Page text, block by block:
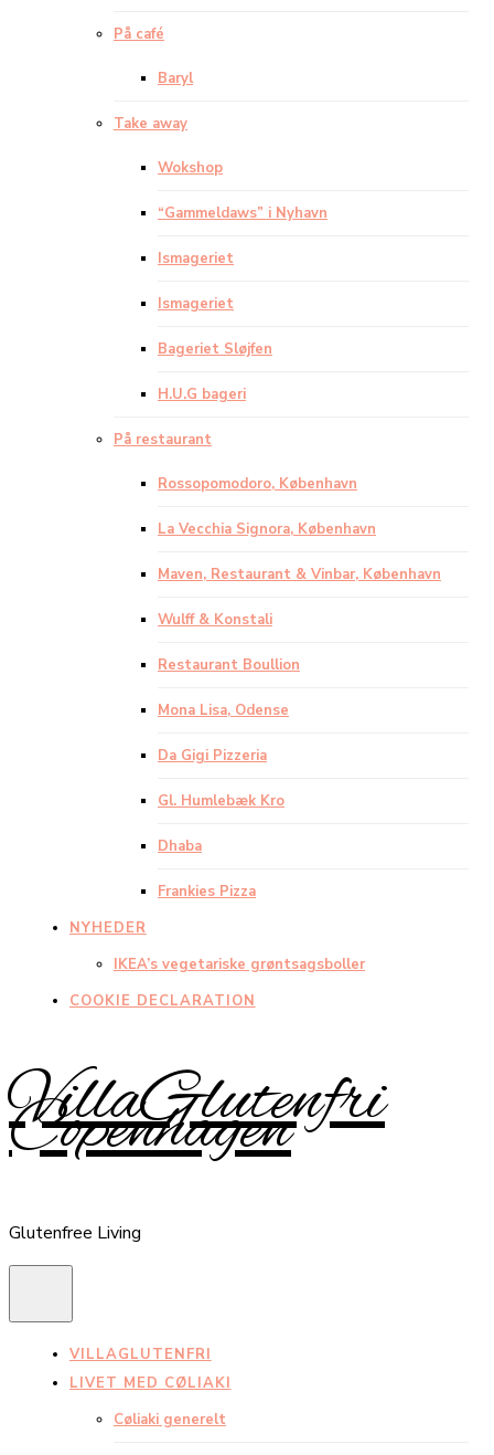
På café
Baryl
Take away
Wokshop
“Gammeldaws” i Nyhavn
Ismageriet
Ismageriet
Bageriet Sløjfen
H.U.G bageri
På restaurant
Rossopomodoro, København
La Vecchia Signora, København
Maven, Restaurant & Vinbar, København
Wulff & Konstali
Restaurant Boullion
Mona Lisa, Odense
Da Gigi Pizzeria
Gl. Humlebæk Kro
Dhaba
Frankies Pizza
NYHEDER
IKEA’s vegetariske grøntsagsboller
COOKIE DECLARATION
VillaGlutenfri
Copenhagen
Glutenfree Living
VILLAGLUTENFRI
LIVET MED CØLIAKI
Cøliaki generelt